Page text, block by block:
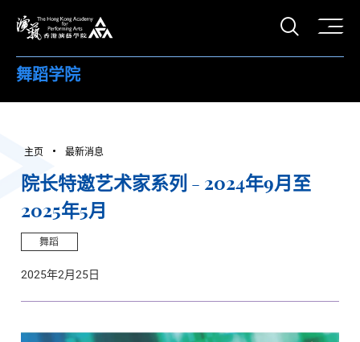
打开
舞蹈学院
主页 最新消息
院长特邀艺术家系列 - 2024年9月至
2025年5月
舞蹈
2025年2月25日